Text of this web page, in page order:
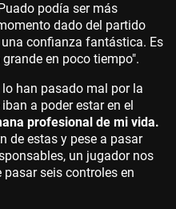
podía ser más
dado del partido
confianza fantástica. Es
en poco tiempo".
han pasado mal por la
a poder estar en el
profesional de mi vida.
de estas y pese a pasar
un jugador nos
seis controles en